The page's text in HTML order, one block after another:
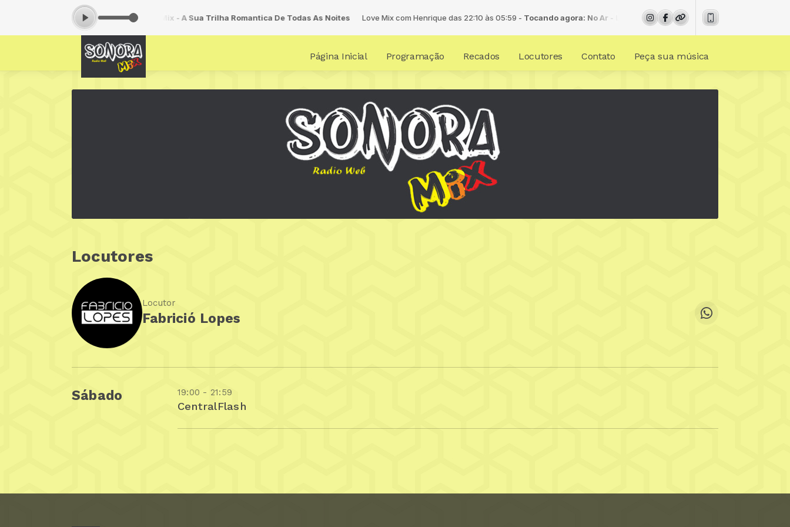
Tocando agora: No Ar - Love Mix - A Sua Trilha Romantica De Todas As Noites Love Mix com Henrique das 22:10 às 05:59 -Tocando agora: No Ar - Love Mix - A Sua Trilha Romantica De Todas As
Página Inicial Programação Recados Locutores Contato Peça sua música
Locutores
Locutor
Fabrició Lopes
Sábado 19:00 - 21:59
CentralFlash